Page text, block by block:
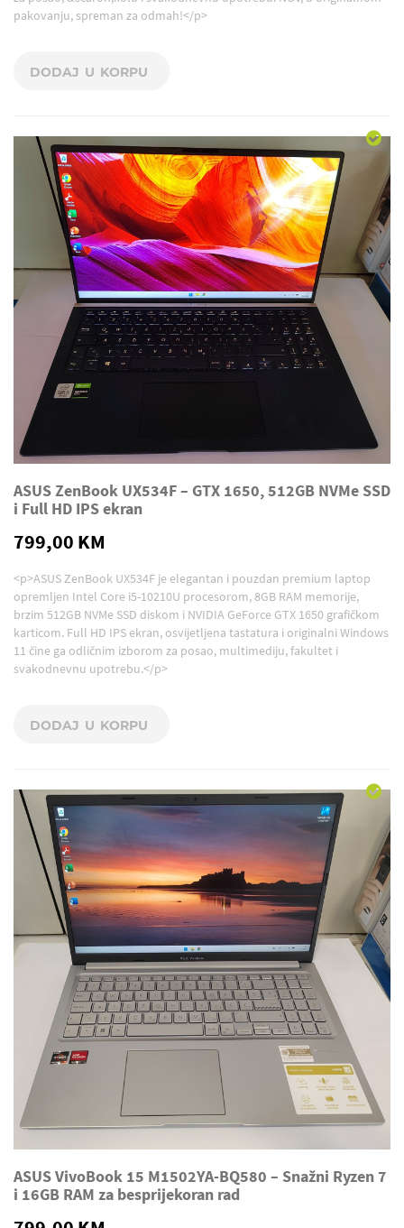
pakovanju, spreman za odmah!</p>
DODAJ U KORPU
ASUS ZenBook UX534F – GTX 1650, 512GB NVMe SSD
i Full HD IPS ekran
799,00 KM
<p>ASUS ZenBook UX534F je elegantan i pouzdan premium laptop
opremljen Intel Core i5-10210U procesorom, 8GB RAM memorije,
brzim 512GB NVMe SSD diskom i NVIDIA GeForce GTX 1650 grafičkom
karticom. Full HD IPS ekran, osvijetljena tastatura i originalni Windows
11 čine ga odličnim izborom za posao, multimediju, fakultet i
svakodnevnu upotrebu.</p>
DODAJ U KORPU
ASUS VivoBook 15 M1502YA-BQ580 – Snažni Ryzen 7
i 16GB RAM za besprijekoran rad